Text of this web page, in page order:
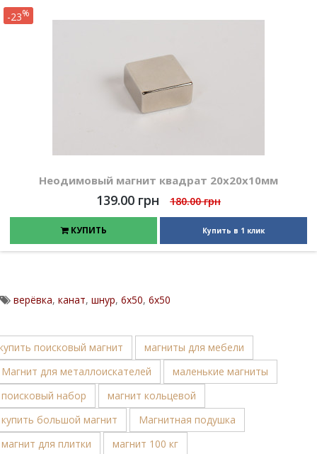
Неодимовый магнит квадрат 20х20х10мм
139.00 грн 180.00 грн
-23%
КУПИТЬ Купить в 1 клик
верёвка, канат, шнур, 6х50, 6x50
поисковый магнит
магниты для мебели
Магнит для металлоискателей
маленькие магниты
поисковый набор
магнит кольцевой
купить большой магнит
Магнитная подушка
магнит для плитки
магнит 100 кг